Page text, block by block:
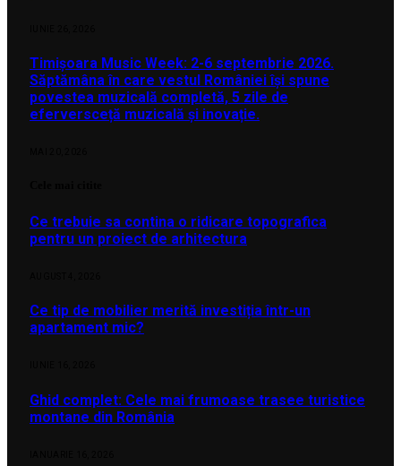
Timișoara Music Week: 2-6 septembrie 2026.
Săptămâna în care vestul României își spune
povestea muzicală completă, 5 zile de
eferversceță muzicală și inovație.
Ce trebuie sa contina o ridicare topografica
pentru un proiect de arhitectura
Ce tip de mobilier merită investiția într-un
apartament mic?
Ghid complet: Cele mai frumoase trasee turistice
montane din România